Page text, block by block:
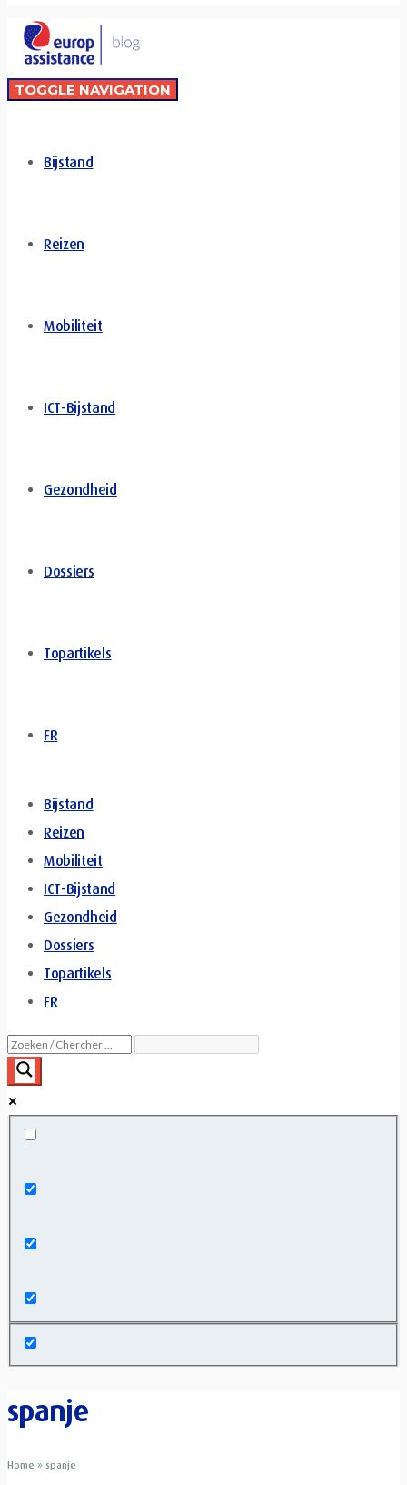
TOGGLE NAVIGATION
Bijstand
Reizen
Mobiliteit
ICT-Bijstand
Gezondheid
Dossiers
Topartikels
FR
Bijstand
Reizen
Mobiliteit
ICT-Bijstand
Gezondheid
Dossiers
Topartikels
FR
spanje
Home » spanje